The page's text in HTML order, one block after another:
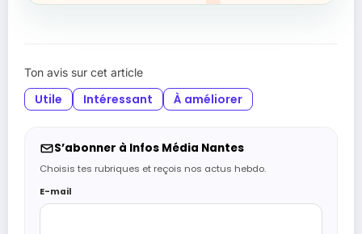
Ton avis sur cet article
Utile Intéressant À améliorer
S’abonner à Infos Média Nantes
Choisis tes rubriques et reçois nos actus hebdo.
E-mail